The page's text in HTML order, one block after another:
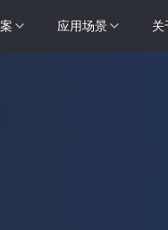
应用场景 关